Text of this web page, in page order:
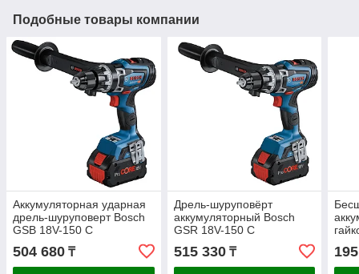
Подобные товары компании
Аккумуляторная ударная
дрель-шуруповерт Bosch
GSB 18V-150 C
06019J5105
504 680 ₸
Дрель-шуруповёрт
аккумуляторный Bosch
GSR 18V-150 C
06019J5005
515 330₸